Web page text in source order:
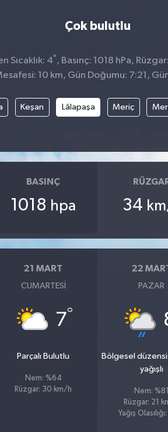
Çok bulutlu
Sıcaklık: 4° , Basınç: 1018 hPa,
10 km, Gün Doğumu: 7:21,
Keşan Lâlapaşa Meriç
BASINÇ
1018 hpa 34
21 MART
CUMARTESI
7°
Parçalı Bulutlu
Nem: %64
Rüzgar: 30 km/h
22
PAZAR
Bölgesel
yağışlı
Nem: %81
Rüzgar: 21
Yağış